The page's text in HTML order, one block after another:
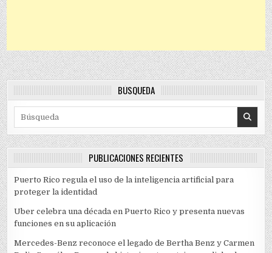
BÚSQUEDA
Search for:
PUBLICACIONES RECIENTES
Puerto Rico regula el uso de la inteligencia artificial para
proteger la identidad
Uber celebra una década en Puerto Rico y presenta nuevas
funciones en su aplicación
Mercedes-Benz reconoce el legado de Bertha Benz y Carmen